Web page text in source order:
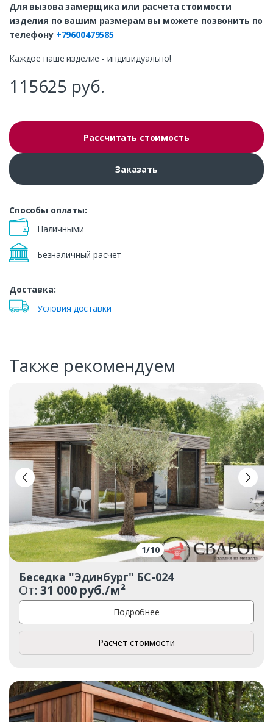
Для вызова замерщика или расчета стоимости
изделия по вашим размерам вы можете позвонить по
телефону +79600479585
Каждое наше изделие - индивидуально!
115625 руб.
Рассчитать стоимость
Заказать
Способы оплаты:
Наличными
Безналичный расчет
Доставка:
Условия доставки
Также рекомендуем
1/10
Беседка "Эдинбург" БС-024
От:31 000 руб./м²
Подробнее
Расчет стоимости